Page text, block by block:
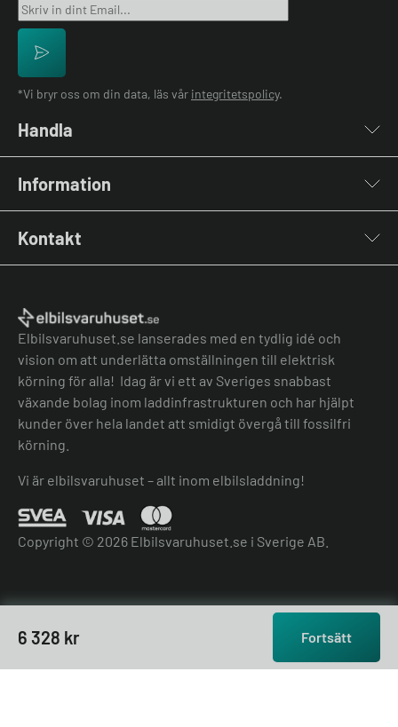
*Vi bryr oss om din data, läs vår integritetspolicy.
Handla
Laddkablar
Kabelhållare
Stolpar & Fästen
Information
Lastbalansering
Grön teknik bidrag
Jämför laddboxar
Köpvillkor
Kontakt
Elbilsvaruhuset.se lanserades med en tydlig idé och
vision om att underlätta omställningen till elektrisk
körning för alla! Idag är vi ett av Sveriges snabbast
växande bolag inom laddinfrastrukturen och har hjälpt
kunder över hela landet att smidigt övergå till fossilfri
körning.
Vi är elbilsvaruhuset – allt inom elbilsladdning!
Copyright © 2026 Elbilsvaruhuset.se i Sverige AB.
6 328 kr Fortsätt